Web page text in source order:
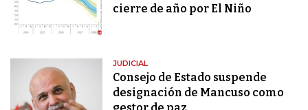
cierre de año por El Niño
JUDICIAL
Consejo de Estado suspende
designación de Mancuso como